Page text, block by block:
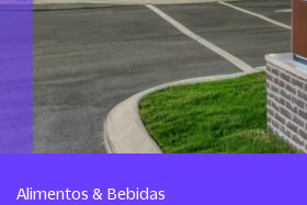
Alimentos & Bebidas